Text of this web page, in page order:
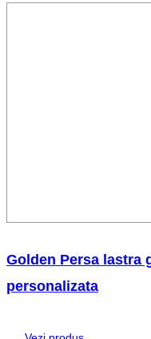
Golden Persa lastra
personalizata